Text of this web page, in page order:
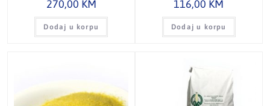
270,00 KM
Dodaj u korpu
116,00 KM
Dodaj u korpu